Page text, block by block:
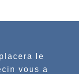
le
vous a